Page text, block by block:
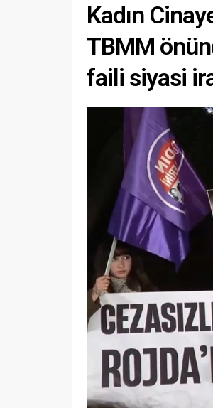
Kadın
TBMM
faili siyasi